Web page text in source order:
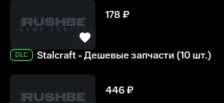
178₽
DLC Stalcraft - Дешевые запчасти (10 шт.)
446₽